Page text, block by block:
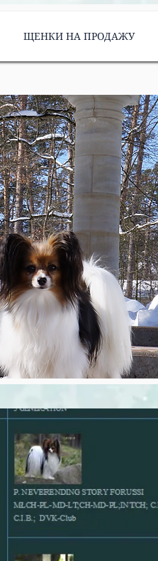
ЩЕНКИ НА ПРОДАЖУ